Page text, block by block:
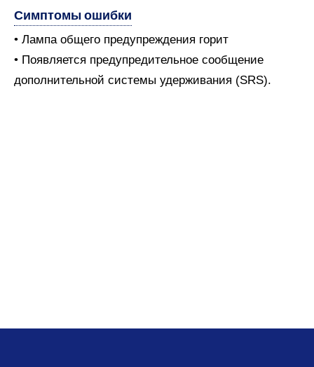
Симптомы ошибки
• Лампа общего предупреждения горит
• Появляется предупредительное сообщение
дополнительной системы удерживания (SRS).